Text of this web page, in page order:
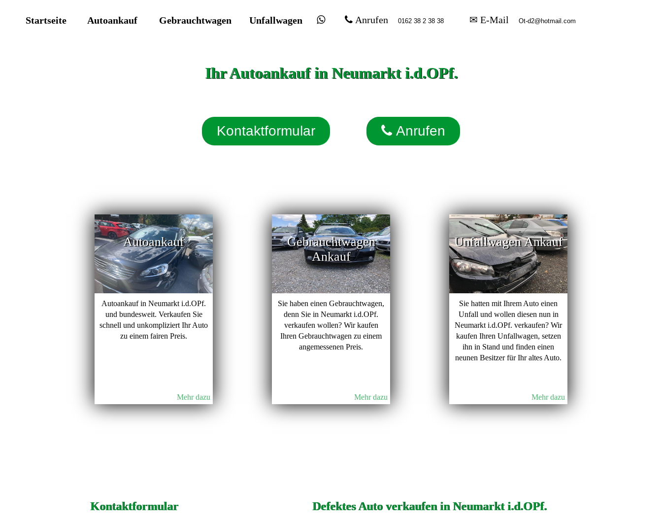
Startseite Autoankauf Gebrauchtwagen Unfallwagen Anrufen ✉ E-Mail
Ihr Autoankauf in Neumarkt i.d.OPf.
Kontaktformular Anrufen
Autoankauf
Autoankauf in Neumarkt i.d.OPf.
und bundesweit. Verkaufen Sie
schnell und unkompliziert Ihr Auto
zu einem fairen Preis.
Mehr dazu
Gebrauchtwagen
Ankauf
Sie haben einen Gebrauchtwagen,
denn Sie in Neumarkt i.d.OPf.
verkaufen wollen? Wir kaufen
Ihren Gebrauchtwagen zu einem
angemessenen Preis.
Mehr dazu
Unfallwagen Ankauf
Sie hatten mit Ihrem Auto einen
Unfall und wollen diesen nun in
Neumarkt i.d.OPf. verkaufen? Wir
kaufen Ihren Unfallwagen, setzen
ihn in Stand und finden einen
neunen Besitzer für Ihr altes Auto.
Mehr dazu
Kontaktformular Defektes Auto verkaufen in Neumarkt i.d.OPf.